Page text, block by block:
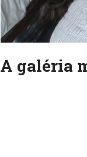
A galéria